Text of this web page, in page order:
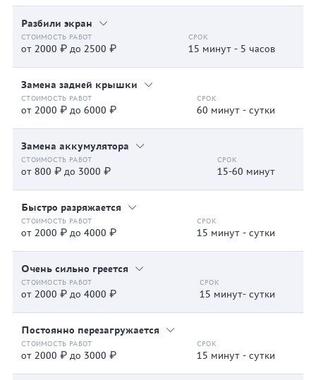
Разбили экран
от 2000 ₽ до 2500 ₽ 15 минут - 5 часов
Замена задней крышки
от 2000 ₽ до 6000 ₽ 60 минут - сутки
Замена аккумулятора
от 800 ₽ до 3000 ₽ 15-60 минут
Быстро разряжается
от 2000 ₽ до 4000 ₽ 15 минут - сутки
Очень сильно греется
от 2000 ₽ до 4000 ₽ 15 минут- сутки
Постоянно перезагружается
от 2000 ₽ до 3000 ₽ 15 минут - сутки